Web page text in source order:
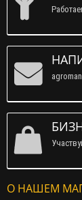
О НАШЕМ